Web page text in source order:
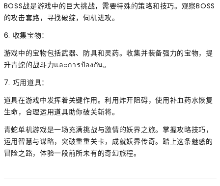
BOSS战是游戏中的巨大挑战，需要特殊的策略和技巧。观察BOSS
的攻击套路，寻找破绽，伺机进攻。
6. 收集宝物：
游戏中的宝物包括武器、防具和灵药。收集并装备强力的宝物，提
升青蛇的战斗力และการป้องกัน。
7. 巧用道具：
道具在游戏中发挥着关键作用。利用炸开阻碍，使用补血药水恢复
生命，合理运用道具助你破关斩将。
青蛇单机游戏是一场充满挑战与激情的妖界之旅。掌握攻略技巧，
运用智慧与谋略，突破重重关卡，成就妖界传奇。踏上这条魅惑的
冒险之路，体验一段前所未有的奇幻旅程。